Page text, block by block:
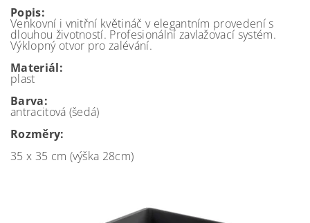
Popis:
Venkovní i vnitřní květináč v elegantním provedení s
dlouhou životností. Profesionální zavlažovací systém.
Výklopný otvor pro zalévání.
Materiál:
plast
Barva:
antracitová (šedá)
Rozměry:
35 x 35 cm (výška 28cm)